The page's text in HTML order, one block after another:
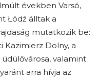
években Varsó,
Łódź álltak a
mutatkozik be:
Kazimierz Dolny, a
valamint
arra hívja az